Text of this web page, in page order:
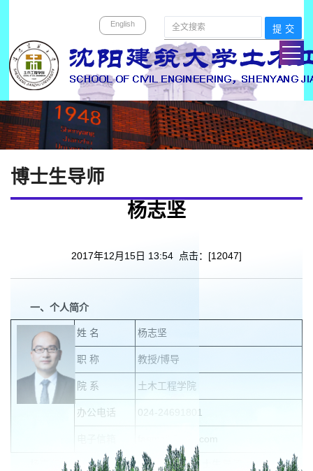
English
杨志坚
2017年12月15日 13:54 点击：[12047]
一、 个人简介
姓 名 杨志坚
职 称 教授/博导
院 系 土木工程学院
办公电话 024-24691801
faemail@163.com
杨志坚，男，博士，博士后，教授，博士生导师，现任沈阳建
博士生导师